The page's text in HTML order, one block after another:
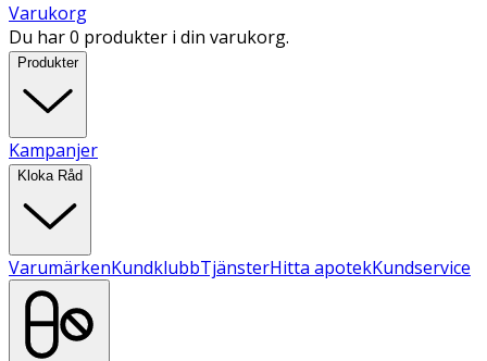
Varukorg
Du har 0 produkter i din varukorg.
Produkter
Kampanjer
Kloka Råd
VarumärkenKundklubbTjänsterHitta apotekKundservice